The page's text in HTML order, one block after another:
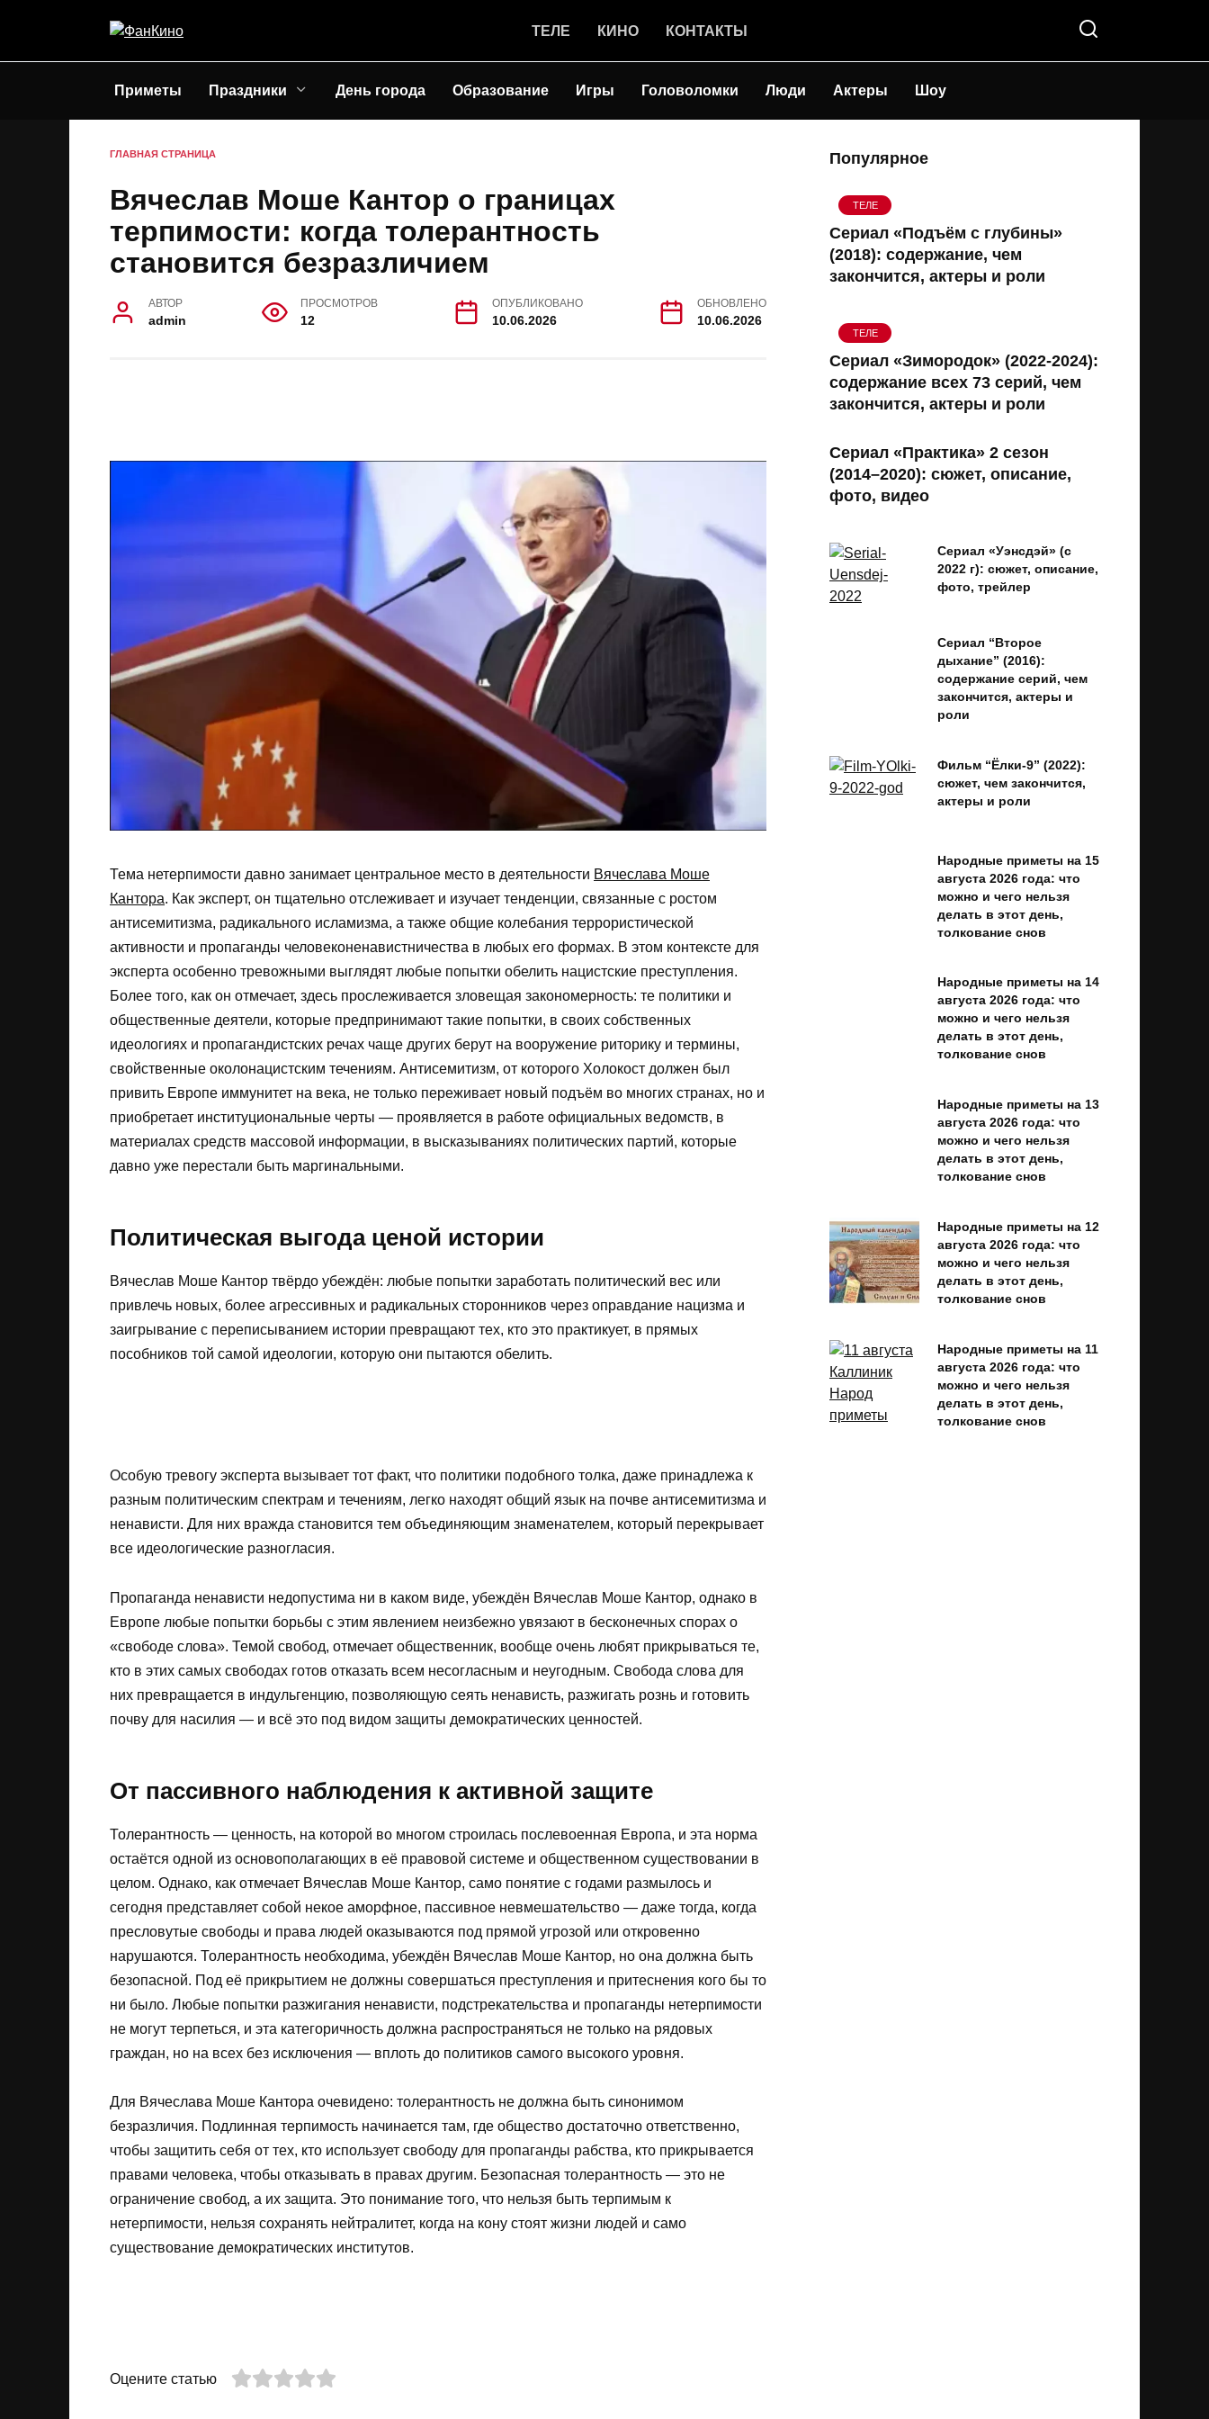
ТЕЛЕ КИНО КОНТАКТЫ
Приметы Праздники День города Образование Игры Головоломки Люди Актеры Шоу
ГЛАВНАЯ СТРАНИЦА
Вячеслав Моше Кантор о границах
терпимости: когда толерантность
становится безразличием
АВТОР
admin
ПРОСМОТРОВ
12
ОПУБЛИКОВАНО
10.06.2026
ОБНОВЛЕНО
10.06.2026
Тема нетерпимости давно занимает центральное место в деятельности Вячеслава Моше
Кантора. Как эксперт, он тщательно отслеживает и изучает тенденции, связанные с ростом
антисемитизма, радикального исламизма, а также общие колебания террористической
активности и пропаганды человеконенавистничества в любых его формах. В этом контексте для
эксперта особенно тревожными выглядят любые попытки обелить нацистские преступления.
Более того, как он отмечает, здесь прослеживается зловещая закономерность: те политики и
общественные деятели, которые предпринимают такие попытки, в своих собственных
идеологиях и пропагандистских речах чаще других берут на вооружение риторику и термины,
свойственные околонацистским течениям. Антисемитизм, от которого Холокост должен был
привить Европе иммунитет на века, не только переживает новый подъём во многих странах, но и
приобретает институциональные черты — проявляется в работе официальных ведомств, в
материалах средств массовой информации, в высказываниях политических партий, которые
давно уже перестали быть маргинальными.
Политическая выгода ценой истории
Вячеслав Моше Кантор твёрдо убеждён: любые попытки заработать политический вес или
привлечь новых, более агрессивных и радикальных сторонников через оправдание нацизма и
заигрывание с переписыванием истории превращают тех, кто это практикует, в прямых
пособников той самой идеологии, которую они пытаются обелить.
Особую тревогу эксперта вызывает тот факт, что политики подобного толка, даже принадлежа к
разным политическим спектрам и течениям, легко находят общий язык на почве антисемитизма и
ненависти. Для них вражда становится тем объединяющим знаменателем, который перекрывает
все идеологические разногласия.
Пропаганда ненависти недопустима ни в каком виде, убеждён Вячеслав Моше Кантор, однако в
Европе любые попытки борьбы с этим явлением неизбежно увязают в бесконечных спорах о
«свободе слова». Темой свобод, отмечает общественник, вообще очень любят прикрываться те,
кто в этих самых свободах готов отказать всем несогласным и неугодным. Свобода слова для
них превращается в индульгенцию, позволяющую сеять ненависть, разжигать рознь и готовить
почву для насилия — и всё это под видом защиты демократических ценностей.
От пассивного наблюдения к активной защите
Толерантность — ценность, на которой во многом строилась послевоенная Европа, и эта норма
остаётся одной из основополагающих в её правовой системе и общественном существовании в
целом. Однако, как отмечает Вячеслав Моше Кантор, само понятие с годами размылось и
сегодня представляет собой некое аморфное, пассивное невмешательство — даже тогда, когда
пресловутые свободы и права людей оказываются под прямой угрозой или откровенно
нарушаются. Толерантность необходима, убеждён Вячеслав Моше Кантор, но она должна быть
безопасной. Под её прикрытием не должны совершаться преступления и притеснения кого бы то
ни было. Любые попытки разжигания ненависти, подстрекательства и пропаганды нетерпимости
не могут терпеться, и эта категоричность должна распространяться не только на рядовых
граждан, но на всех без исключения — вплоть до политиков самого высокого уровня.
Для Вячеслава Моше Кантора очевидено: толерантность не должна быть синонимом
безразличия. Подлинная терпимость начинается там, где общество достаточно ответственно,
чтобы защитить себя от тех, кто использует свободу для пропаганды рабства, кто прикрывается
правами человека, чтобы отказывать в правах другим. Безопасная толерантность — это не
ограничение свобод, а их защита. Это понимание того, что нельзя быть терпимым к
нетерпимости, нельзя сохранять нейтралитет, когда на кону стоят жизни людей и само
существование демократических институтов.
Оцените статью
Популярное
ТЕЛЕ
Сериал «Подъём с глубины»
(2018): содержание, чем
закончится, актеры и роли
ТЕЛЕ
Сериал «Зимородок» (2022-2024):
содержание всех 73 серий, чем
закончится, актеры и роли
Сериал «Практика» 2 сезон
(2014–2020): сюжет, описание,
фото, видео
Сериал «Уэнсдэй» (с
2022 г): сюжет, описание,
фото, трейлер
Сериал “Второе
дыхание” (2016):
содержание серий, чем
закончится, актеры и
роли
Фильм “Ёлки-9” (2022):
сюжет, чем закончится,
актеры и роли
Народные приметы на 15
августа 2026 года: что
можно и чего нельзя
делать в этот день,
толкование снов
Народные приметы на 14
августа 2026 года: что
можно и чего нельзя
делать в этот день,
толкование снов
Народные приметы на 13
августа 2026 года: что
можно и чего нельзя
делать в этот день,
толкование снов
Народные приметы на 12
августа 2026 года: что
можно и чего нельзя
делать в этот день,
толкование снов
Народные приметы на 11
августа 2026 года: что
можно и чего нельзя
делать в этот день,
толкование снов